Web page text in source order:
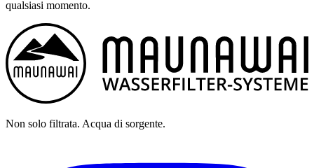
qualsiasi momento.
Non solo filtrata. Acqua di sorgente.